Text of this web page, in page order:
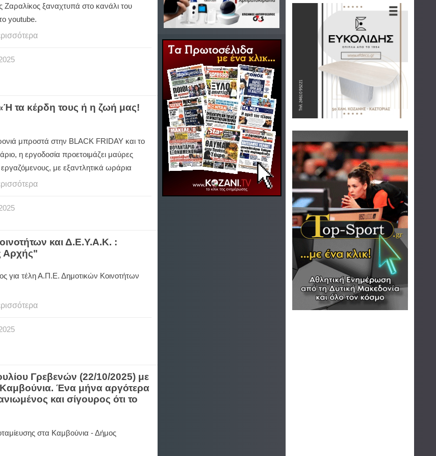
Ζαραλίκος ξαναχτυπά στο κανάλι του
youtube.
τα κέρδη τους ή η ζωή μας!
μπροστά στην BLACK FRIDAY και το
η εργοδοσία προετοιμάζει μαύρες
εργαζόμενους, με εξαντλητικά ωράρια
και Δ.Ε.Υ.Α.Κ. :
Αρχής"
για τέλη Α.Π.Ε. Δημοτικών Κοινοτήτων
Γρεβενών (22/10/2025) με
Καμβούνια. Ένα μήνα αργότερα
και σίγουρος ότι το
στα Καμβούνια - Δήμος